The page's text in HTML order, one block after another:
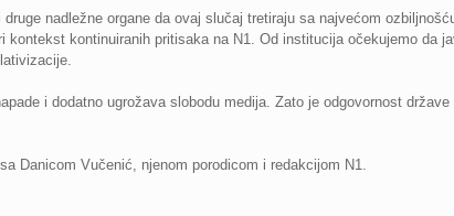
nadležne organe da ovaj slučaj tretiraju sa najvećom
kontekst kontinuiranih pritisaka na N1. Od institucija očekujemo da
i dodatno ugrožava slobodu medija. Zato je odgovornost
Danicom Vučenić, njenom porodicom i redakcijom N1.